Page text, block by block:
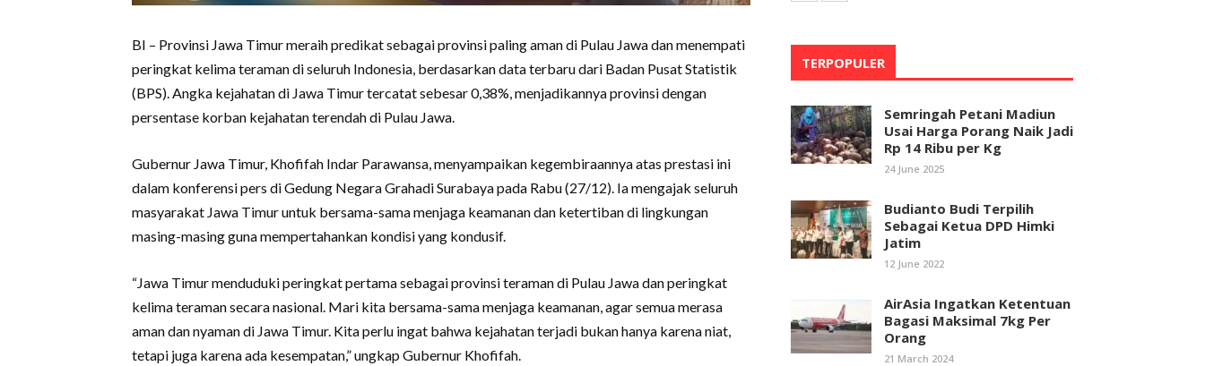
BI – Provinsi Jawa Timur meraih predikat sebagai provinsi paling aman di Pulau Jawa dan menempati
peringkat kelima teraman di seluruh Indonesia, berdasarkan data terbaru dari Badan Pusat Statistik
(BPS). Angka kejahatan di Jawa Timur tercatat sebesar 0,38%, menjadikannya provinsi dengan
persentase korban kejahatan terendah di Pulau Jawa.
Gubernur Jawa Timur, Khofifah Indar Parawansa, menyampaikan kegembiraannya atas prestasi ini
dalam konferensi pers di Gedung Negara Grahadi Surabaya pada Rabu (27/12). Ia mengajak seluruh
masyarakat Jawa Timur untuk bersama-sama menjaga keamanan dan ketertiban di lingkungan
masing-masing guna mempertahankan kondisi yang kondusif.
“Jawa Timur menduduki peringkat pertama sebagai provinsi teraman di Pulau Jawa dan peringkat
kelima teraman secara nasional. Mari kita bersama-sama menjaga keamanan, agar semua merasa
aman dan nyaman di Jawa Timur. Kita perlu ingat bahwa kejahatan terjadi bukan hanya karena niat,
tetapi juga karena ada kesempatan,” ungkap Gubernur Khofifah.
TERPOPULER
Semringah Petani Madiun
Usai Harga Porang Naik Jadi
Rp 14 Ribu per Kg
24 June 2025
Budianto Budi Terpilih
Sebagai Ketua DPD Himki
Jatim
12 June 2022
AirAsia Ingatkan Ketentuan
Bagasi Maksimal 7kg Per
Orang
21 March 2024